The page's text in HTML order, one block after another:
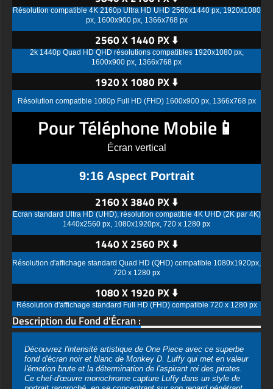
Résolution compatible 4K 2160p Ultra HD UHD 2560x1440 px, 1920x1080
px, 1600x900 px, 1366x768 px
2560 X 1440 PX ⬇️
2k 1440p Quad HD QHD résolutions compatibles 1920x1080 px,
1600x900 px, 1366x768 px
1920 X 1080 PX ⬇️
Résolution compatible 1080p Full HD (FHD) 1600x900 px, 1366x768 px
Pour Téléphone Mobile📱
Écran vertical
9:16 Aspect Portrait
2160 X 3840 PX ⬇️
Écran standard Ultra HD (UHD), résolution compatible 4K UHD (2K par 4K)
1440x2560 px, 1080x1920px, 720 x 1280 px
1440 X 2560 PX ⬇️
Résolution d'affichage standard Quad HD (QHD) compatible 1080x1920px,
720 x 1280 px
1080 X 1920 PX ⬇️
Résolution d'affichage standard Full HD (FHD) compatible 720 x 1280 px
Description du Fond d'Écran :
Découvrez l'intensité artistique de One Piece avec ce superbe
fond d'écran noir et blanc de Monkey D. Luffy qui met en valeur
l'émotion brute et la détermination de l'aspirant roi des pirates.
Ce chef-d'œuvre monochrome capture Luffy dans un style de